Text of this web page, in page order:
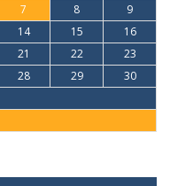
7 8
9
14 15
16
21 22
23
28 29
30